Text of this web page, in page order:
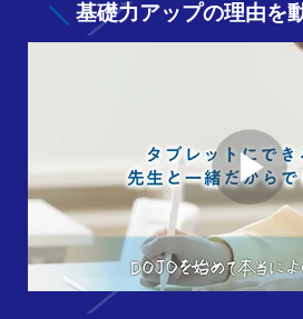
基礎力アップの理由を